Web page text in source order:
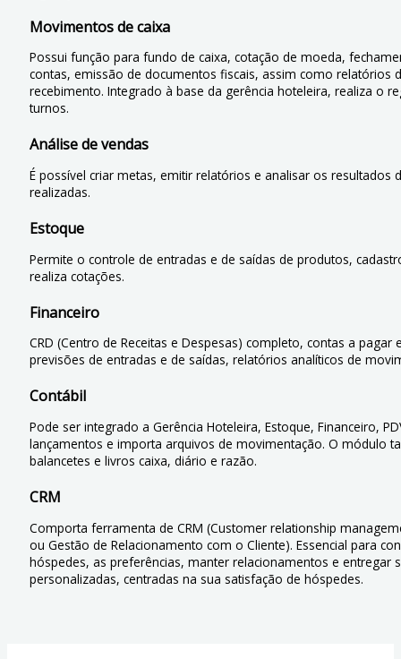
Movimentos de caixa
Possui função para fundo de caixa, cotação de moeda,
contas, emissão de documentos fiscais, assim como relatórios
recebimento. Integrado à base da gerência hoteleira, realiza o
turnos.
Análise de vendas
É possível criar metas, emitir relatórios e analisar os resultados
realizadas.
Estoque
Permite o controle de entradas e de saídas de produtos,
realiza cotações.
Financeiro
CRD (Centro de Receitas e Despesas) completo, contas a pagar
previsões de entradas e de saídas, relatórios analíticos de
Contábil
Pode ser integrado a Gerência Hoteleira, Estoque, Financeiro,
lançamentos e importa arquivos de movimentação. O módulo
balancetes e livros caixa, diário e razão.
CRM
Comporta ferramenta de CRM (Customer relationship
ou Gestão de Relacionamento com o Cliente). Essencial para
hóspedes, as preferências, manter relacionamentos e entregar
personalizadas, centradas na sua satisfação de hóspedes.